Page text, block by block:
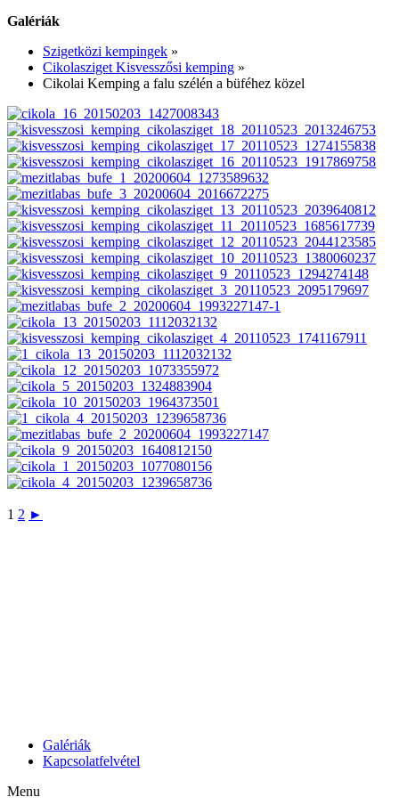
Galériák
Szigetközi kempingek »
Cikolasziget Kisvesszősi kemping »
Cikolai Kemping a falu szélén a büféhez közel
1 2 ►
Galériák
Kapcsolatfelvétel
Menu